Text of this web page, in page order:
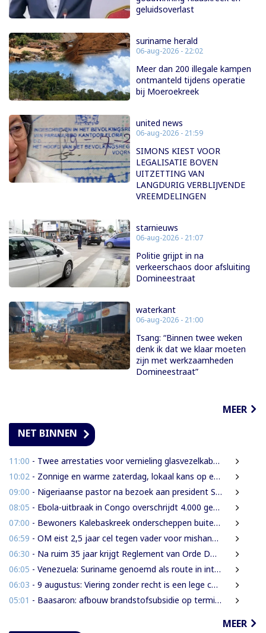
geluidsoverlast
suriname herald
06-aug-2026 - 22:02
Meer dan 200 illegale kampen
ontmanteld tijdens operatie
bij Moeroekreek
united news
06-aug-2026 - 21:59
SIMONS KIEST VOOR
LEGALISATIE BOVEN
UITZETTING VAN
LANGDURIG VERBLIJVENDE
VREEMDELINGEN
starnieuws
06-aug-2026 - 21:07
Politie grijpt in na
verkeerschaos door afsluiting
Domineestraat
waterkant
06-aug-2026 - 21:00
Tsang: “Binnen twee weken
denk ik dat we klaar moeten
zijn met werkzaamheden
Domineestraat”
MEER
NET BINNEN
11:00 - Twee arrestaties voor vernieling glasvezelkabels Telesur; maskers en kabelknipper gevonden
10:02 - Zonnige en warme zaterdag, lokaal kans op een bui
09:00 - Nigeriaanse pastor na bezoek aan president Simons: ‘Toename van rijkdom in Suriname’
08:05 - Ebola-uitbraak in Congo overschrijdt 4.000 gevallen
07:00 - Bewoners Kalebaskreek onderscheppen buitenlanders met illegaal geweer en communicatieapparatuur
06:59 - OM eist 2,5 jaar cel tegen vader voor mishandeling en verwaarlozing van gezin
06:30 - Na ruim 35 jaar krijgt Reglement van Orde DNA grondige herziening
06:05 - Venezuela: Suriname genoemd als route in internationale cocaïnesmokkel naar Europa
06:03 - 9 augustus: Viering zonder recht is een lege ceremonie
05:01 - Baasaron: afbouw brandstofsubsidie op termijn onvermijdelijk
MEER